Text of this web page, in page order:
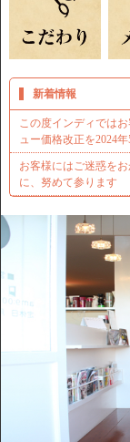
新着情報
この度インディでは
ュー価格改正を2024
お客様にはご迷惑を
に、努めて参ります